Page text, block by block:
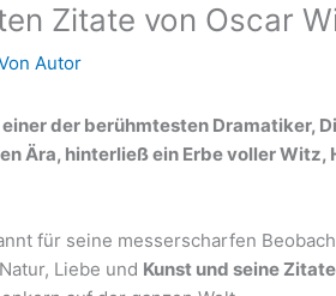
Zitate von Oscar
Autor
der berühmtesten Dramatiker,
Ära, hinterließ ein Erbe voller Witz,
für seine messerscharfen
Liebe und Kunst und seine